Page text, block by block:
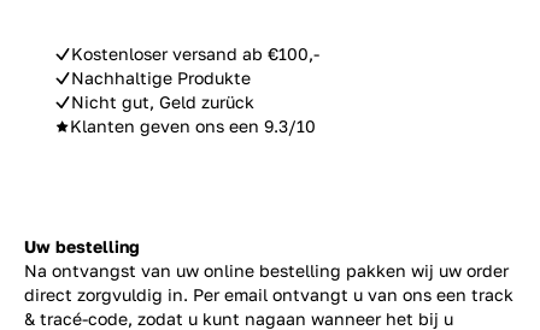
Kostenloser versand ab €100,-
Nachhaltige Produkte
Nicht gut, Geld zurück
Klanten geven ons een 9.3/10
Uw bestelling
Na ontvangst van uw online bestelling pakken wij uw order
direct zorgvuldig in. Per email ontvangt u van ons een track
& tracé-code, zodat u kunt nagaan wanneer het bij u